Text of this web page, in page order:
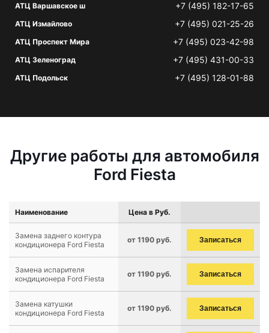
АТЦ Варшавское ш +7 (495) 182-17-65
АТЦ Измайлово +7 (495) 021-25-26
АТЦ Проспект Мира +7 (495) 023-42-98
АТЦ Зеленоград +7 (495) 431-00-33
АТЦ Подольск +7 (495) 128-01-88
Другие работы для автомобиля
Ford Fiesta
Наименование Цена в Руб.
Замена заднего контура
кондиционера Ford Fiesta
от 1190 руб. Записаться
Замена испарителя
кондиционера Ford Fiesta
от 1190 руб. Записаться
Замена катушки
кондиционера Ford Fiesta
от 1190 руб. Записаться